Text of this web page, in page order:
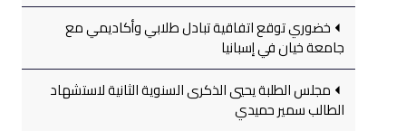
خضوري توقع اتفاقية تبادل طلابي وأكاديمي مع
جامعة خيان في إسبانيا
مجلس الطلبة يحيي الذكرى السنوية الثانية لاستشهاد
الطالب سمير حميدي